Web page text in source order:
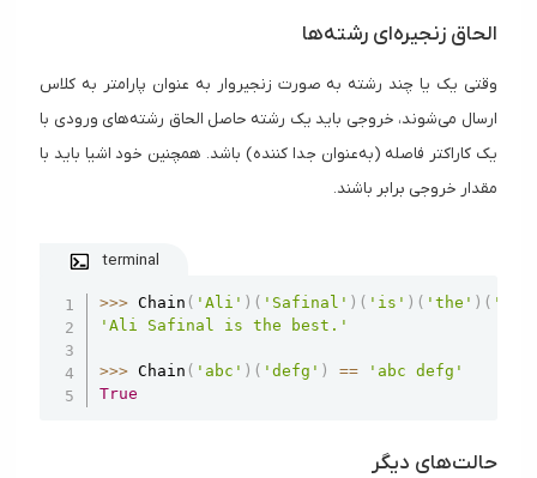
الحاق زنجیره‌ای رشته‌ها
وقتی یک یا چند رشته به صورت زنجیروار به عنوان پارامتر به کلاس
ارسال می‌شوند، خروجی باید یک رشته حاصل الحاق رشته‌های ورودی با
یک کاراکتر فاصله (به‌عنوان جدا کننده) باشد. همچنین خود اشیا باید با
مقدار خروجی برابر باشند.
terminal
>>> Chain ( 'Ali' ) ( 'Safinal' ) ( 'is' ) ( 'the' ) (
'Ali Safinal is the best.'
>>> Chain ( 'abc' ) ( 'defg' ) ==
'abc defg'
True
Copy
حالت‌های دیگر